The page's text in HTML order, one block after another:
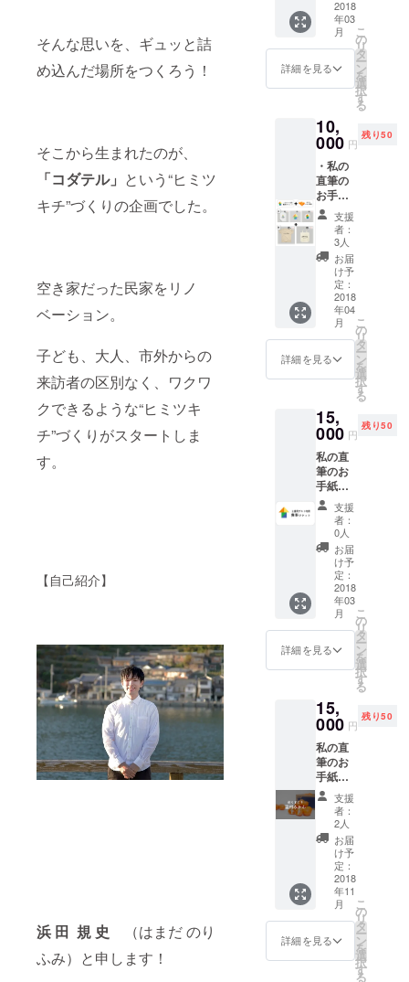
そんな思いを、ギュッと詰
め込んだ場所をつくろう！
そこから生まれたのが、
「コダテル」 という“ヒミツ
キチ”づくりの企画でした。
空き家だった民家をリノ
ベーション。
子ども、大人、市外からの
来訪者の区別なく、ワクワ
クできるような“ヒミツキ
チ”づくりがスタートしま
す。
【自己紹介】
浜 田 規 史 （はまだ のり
ふみ）と申します！
maruta.
com/
て１週
（10:00
〜
23:00）
利用で
きる無
ケット
をお送
りしま
す。 1
週間は7
日と
し、日
毎の利
用がで
きるも
のとし
ます
（連続
である
必要は
ありま
せ
2018
年03
月
詳細を見る
こ
の
リ
タ
ー
ン
を
選
択
す
る
10,
000 円
残り50
・私の
直筆の
お⼿紙
をお送
りしま
す。 ・
みかん
のコス
メ商品
を１点
お送り
します
（商品
はおま
かせに
なりま
男⼥と
も使⽤
できる
ものを
選択し
ま
す）。
・コダ
テルを
ゲスト
として
１⽇
（10:00
23:00）
利⽤で
きる無
りしま
す。 ・
コダテ
ルのオ
リジナ
ルグッ
ズ
→（A）
・（B）
はそれ
ぞれ１
点好き
なもの
を選択
してく
ださ
い。 支
支援
者：
3人
お届
け予
定：
2018
年04
月
詳細を見る
こ
の
リ
タ
ー
ン
を
選
択
す
る
15,
000 円
残り50
私の直
筆のお
手紙を
お送り
しま
す。 コ
ダテル
をゲス
トとし
て2週間
（10:00
23:00）
利用で
きる無
料チ
をお送
りしま
す。 2
週間は
14日と
し、日
毎の利
用がで
きるも
のとし
ます
（連続
である
必要は
ありま
せ
ん）。
支援
者：
0人
お届
け予
定：
2018
年03
月
詳細を見る
こ
の
リ
タ
ー
ン
を
選
択
す
る
15,
000 円
残り50
私の直
筆のお
手紙を
お送り
しま
す。 私
の実家
がつく
る愛媛
県八幡
浜産温
州みか
ん（生
果）を
選りす
ぐった
支援
者：
2人
お届
け予
定：
2018
年11
月
詳細を見る
こ
の
リ
タ
ー
ン
を
選
択
す
る